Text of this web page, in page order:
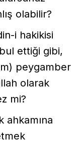
olabilir?
i hakikisi
ettiği gibi,
peygamber
olarak
mi?
ahkamına